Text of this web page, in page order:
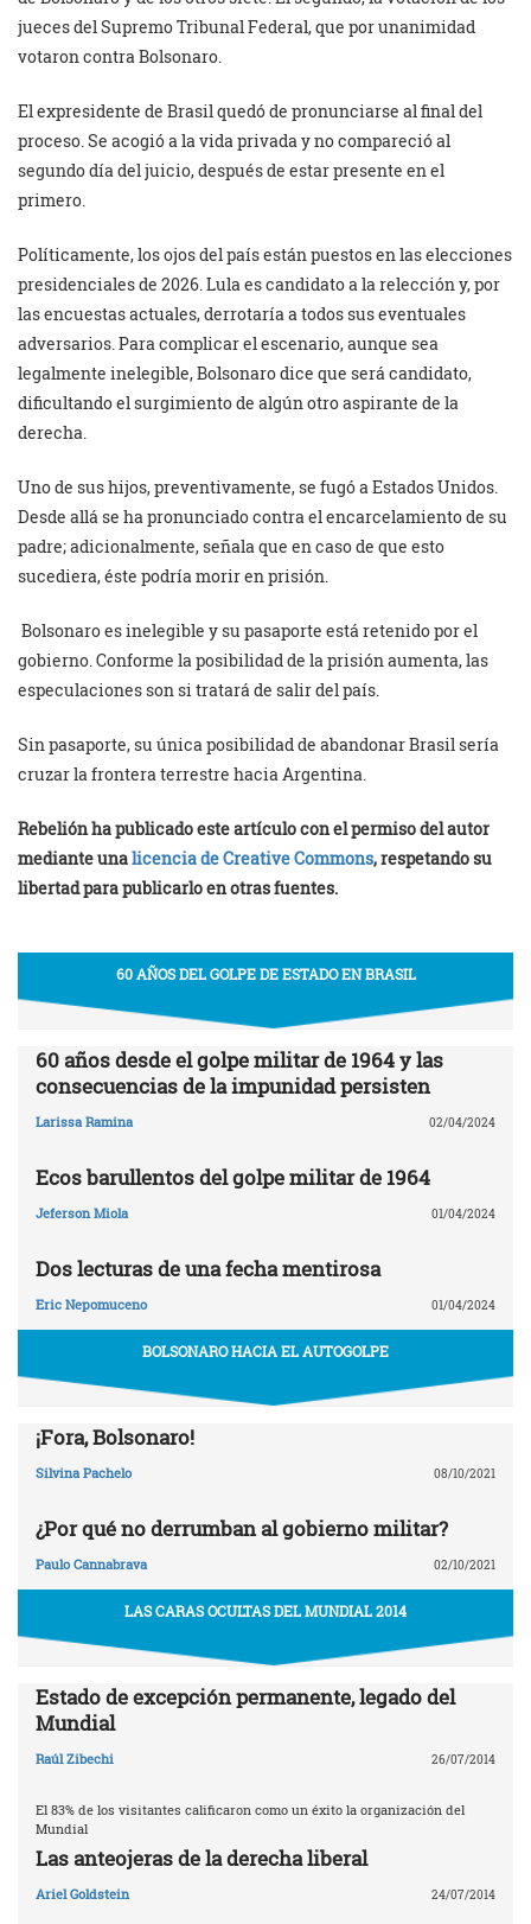
jueces del Supremo Tribunal Federal, que por unanimidad
votaron contra Bolsonaro.
El expresidente de Brasil quedó de pronunciarse al final del
proceso. Se acogió a la vida privada y no compareció al
segundo día del juicio, después de estar presente en el
primero.
Políticamente, los ojos del país están puestos en las elecciones
presidenciales de 2026. Lula es candidato a la relección y, por
las encuestas actuales, derrotaría a todos sus eventuales
adversarios. Para complicar el escenario, aunque sea
legalmente inelegible, Bolsonaro dice que será candidato,
dificultando el surgimiento de algún otro aspirante de la
derecha.
Uno de sus hijos, preventivamente, se fugó a Estados Unidos.
Desde allá se ha pronunciado contra el encarcelamiento de su
padre; adicionalmente, señala que en caso de que esto
sucediera, éste podría morir en prisión.
Bolsonaro es inelegible y su pasaporte está retenido por el
gobierno. Conforme la posibilidad de la prisión aumenta, las
especulaciones son si tratará de salir del país.
Sin pasaporte, su única posibilidad de abandonar Brasil sería
cruzar la frontera terrestre hacia Argentina.
Rebelión ha publicado este artículo con el permiso del autor
mediante unalicencia de Creative Commons, respetando su
libertad para publicarlo en otras fuentes.
60 AÑOS DEL GOLPE DE ESTADO EN BRASIL
60 años desde el golpe militar de 1964 y las
consecuencias de la impunidad persisten
Larissa Ramina 02/04/2024
Ecos barullentos del golpe militar de 1964
Jeferson Miola 01/04/2024
Dos lecturas de una fecha mentirosa
Eric Nepomuceno 01/04/2024
BOLSONARO HACIA EL AUTOGOLPE
¡Fora, Bolsonaro!
Silvina Pachelo 08/10/2021
¿Por qué no derrumban al gobierno militar?
Paulo Cannabrava 02/10/2021
LAS CARAS OCULTAS DEL MUNDIAL 2014
Estado de excepción permanente, legado del
Mundial
Raúl Zibechi 26/07/2014
El 83% de los visitantes calificaron como un éxito la organización del
Mundial
Las anteojeras de la derecha liberal
Ariel Goldstein 24/07/2014